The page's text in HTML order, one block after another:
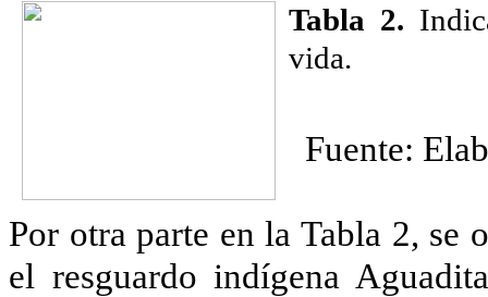
Tabla 2.
vida.
Fuente:
Por otra parte en la Tabla 2, se
el resguardo indígena